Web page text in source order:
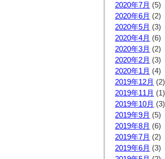
2020年7月 (5)
2020年6月 (2)
2020年5月 (3)
2020年4月 (6)
2020年3月 (2)
2020年2月 (3)
2020年1月 (4)
2019年12月 (2)
2019年11月 (1)
2019年10月 (3)
2019年9月 (5)
2019年8月 (6)
2019年7月 (2)
2019年6月 (3)